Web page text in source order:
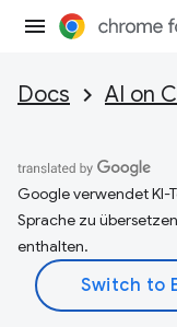
Docs AI on
Google verwendet KI-
Sprache zu
enthalten.